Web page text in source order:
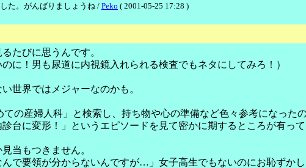
た。がんばりましょうね /Peko ( 2001-05-25 17:28 )
たびに思うんです。
のに！男も尿道に内視鏡入れられる検査でもネタにしてみろ！）
世界ではメジャーなのかも。
ての産婦人科」と検索し、持ち物や心の準備など色々参考になった
診台に変形！」というエピソードを見て密かに期するところが有って
当もつきません。
んで要領が分からないんですが…」女子高生でもないのにお恥ずかし